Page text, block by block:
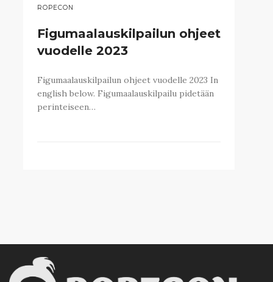
ROPECON
Figumaalauskilpailun ohjeet
vuodelle 2023
Figumaalauskilpailun ohjeet vuodelle 2023 In
english below. Figumaalauskilpailu pidetään
perinteiseen…